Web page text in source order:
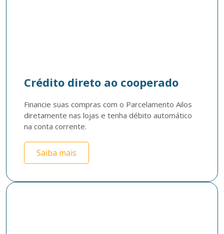
Crédito direto ao cooperado
Financie suas compras com o Parcelamento Ailos
diretamente nas lojas e tenha débito automático
na conta corrente.
Saiba mais